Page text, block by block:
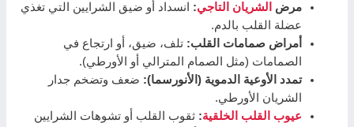
مرض الشريان التاجي: انسداد أو ضيق الشرايين التي تغذي
عضلة القلب بالدم.
أمراض صمامات القلب: تلف، ضيق، أو ارتجاع في
الصمامات (مثل الصمام المترالي أو الأورطي).
تمدد الأوعية الدموية (الأنورسما): ضعف وتضخم جدار
الشريان الأورطي.
عيوب القلب الخلقية: ثقوب القلب أو تشوهات الشرايين